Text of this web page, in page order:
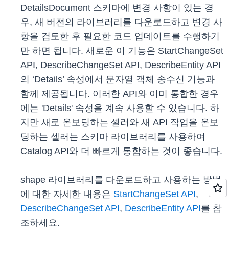
DetailsDocument 스키마에 변경 사항이 있는 경
우, 새 버전의 라이브러리를 다운로드하고 변경 사
항을 검토한 후 필요한 코드 업데이트를 수행하기
만 하면 됩니다. 새로운 이 기능은 StartChangeSet
API, DescribeChangeSet API, DescribeEntity API
의 ‘Details’ 속성에서 문자열 객체 송수신 기능과
함께 제공됩니다. 이러한 API와 이미 통합한 경우
에는 'Details' 속성을 계속 사용할 수 있습니다. 하
지만 새로 온보딩하는 셀러와 새 API 작업을 온보
딩하는 셀러는 스키마 라이브러리를 사용하여
Catalog API와 더 빠르게 통합하는 것이 좋습니다.
shape 라이브러리를 다운로드하고 사용하는 방법
에 대한 자세한 내용은 StartChangeSet API,
DescribeChangeSet API, DescribeEntity API를 참
조하세요.